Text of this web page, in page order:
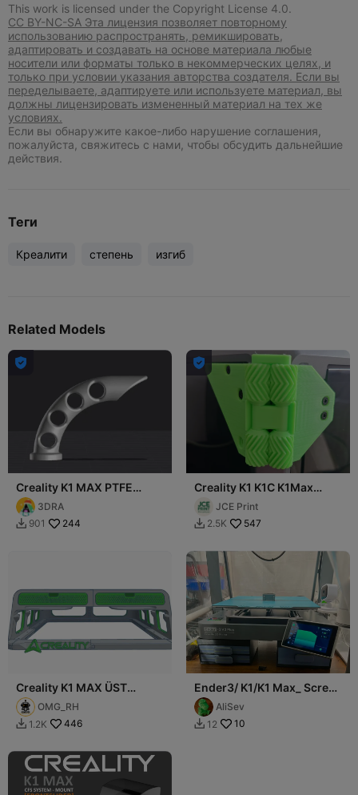
This work is licensed under the Copyright License 4.0.
CC BY-NC-SA Эта лицензия позволяет повторному
использованию распространять, ремикшировать,
адаптировать и создавать на основе материала любые
носители или форматы только в некоммерческих целях, и
только при условии указания авторства создателя. Если вы
переделываете, адаптируете или используете материал, вы
должны лицензировать измененный материал на тех же
условиях.
Если вы обнаружите какое-либо нарушение соглашения,
пожалуйста, свяжитесь с нами, чтобы обсудить дальнейшие
действия.
Теги
Креалити степень изгиб
Related Models

Creality K1 MAX PTFE
guide 90 degrees
3DRA
 901 244

Creality K1 K1C K1Max
Geared Door hinges 270
Degrees
JCE Print
 2.5K 547
Creality K1 MAX ÜST
APARAT-K1 MAX TOP
ASSEMBLY
OMG_RH
 1.2K 446
Ender3/ K1/K1 Max_ Screen
Display Viewing Angle
Change
AliSev
 12 10